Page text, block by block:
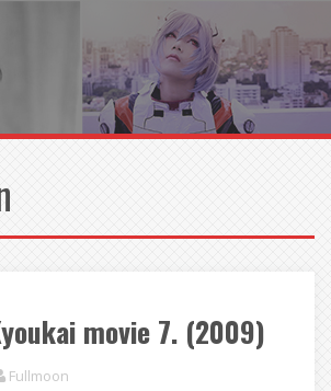
movie 7. (2009)
Fullmoon